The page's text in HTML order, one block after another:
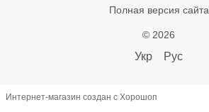
Полная версия сайта
© 2026
Укр Рус
Интернет-магазин создан с Хорошоп